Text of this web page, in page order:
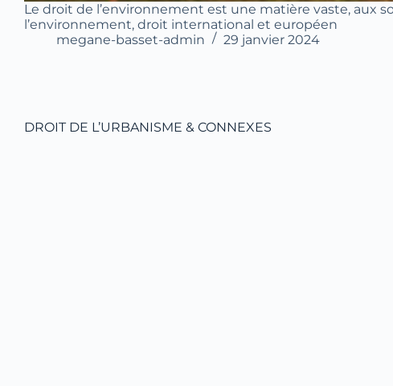
Le droit de l’environnement est une matière vaste, aux
l’environnement, droit international et européen
megane-basset-admin
29 janvier 2024
DROIT DE L’URBANISME & CONNEXES